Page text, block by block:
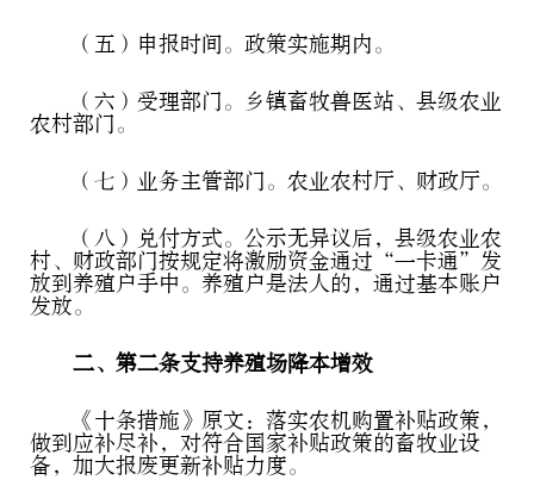
（五）申报时间。政策实施期内。
（六）受理部门。乡镇畜牧兽医站、县级农业
农村部门。
（七）业务主管部门。农业农村厅、财政厅。
（八）兑付方式。公示无异议后，县级农业农
村、财政部门按规定将激励资金通过“一卡通”发
放到养殖户手中。养殖户是法人的，通过基本账户
发放。
二、第二条支持养殖场降本增效
《十条措施》原文：落实农机购置补贴政策，
做到应补尽补，对符合国家补贴政策的畜牧业设
备，加大报废更新补贴力度。